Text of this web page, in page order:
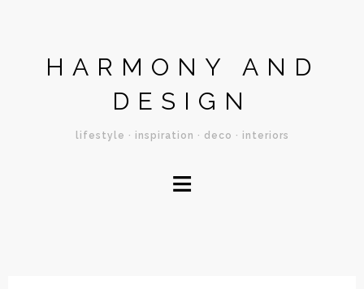
HARMONY AND
DESIGN
lifestyle · inspiration · deco · interiors
≡